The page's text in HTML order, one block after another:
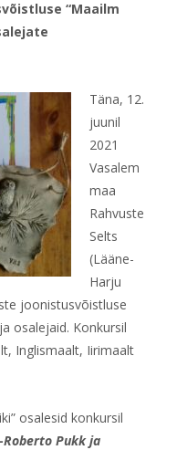
“Maailm
Täna, 12.
juunil
2021
Vasalem
maa
Rahvuste
Selts
(Lääne-
Harju
joonistusvõistluse
osalejaid. Konkursil
Inglismaalt, Iirimaalt
osalesid konkursil
Roberto Pukk ja